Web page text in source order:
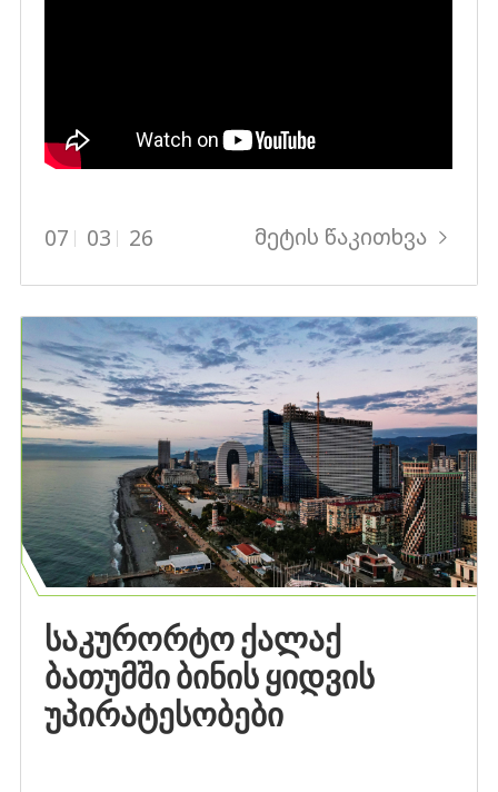
07 03 26 მეტის წაკითხვა
ᲡᲐᲙᲣᲠᲝᲠᲢᲝ ᲥᲐᲚᲐᲥ
ᲑᲐᲗᲣᲛᲨᲘ ᲑᲘᲜᲘᲡ ᲧᲘᲓᲕᲘᲡ
ᲣᲞᲘᲠᲐᲢᲔᲡᲝᲑᲔᲑᲘ